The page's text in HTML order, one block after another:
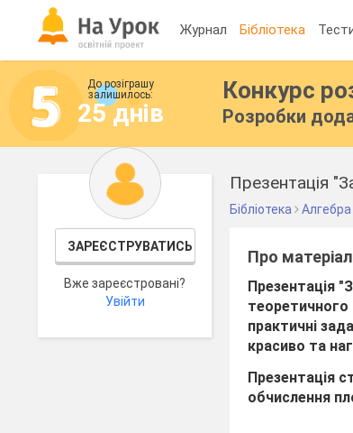
Журнал Бібліотека
До розіграшу
залишилось:
25 днів
Конкурс
Розробки
ЗАРЕЄСТРУВАТИСЬ
Вже зареєстровані?
Увійти
Презентація
Бібліотека Алгебра
Про матеріал
Презентація "
теоретичного
практичні
красиво та
Презентація
обчислення